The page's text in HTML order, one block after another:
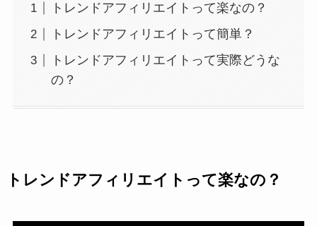
トレンドアフィリエイトって楽なの？
トレンドアフィリエイトって簡単？
トレンドアフィリエイトって実際どうな
の？
トレンドアフィリエイトって楽なの？